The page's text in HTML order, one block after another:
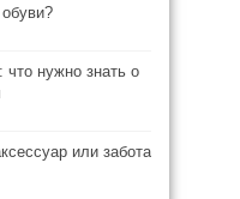
что нужно знать о
или забота